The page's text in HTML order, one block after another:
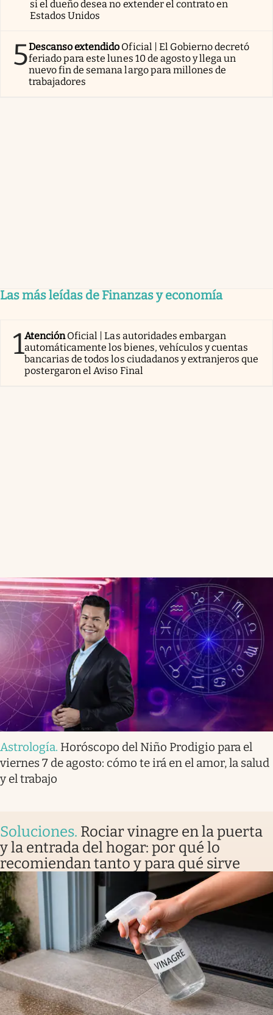
si el dueño desea no extender el contrato en
Estados Unidos
5Descanso extendido Oficial | El Gobierno decretó
feriado para este lunes 10 de agosto y llega un
nuevo fin de semana largo para millones de
trabajadores
Las más leídas de Finanzas y economía
1AtenciónOficial | Las autoridades embargan
automáticamente los bienes, vehículos y cuentas
bancarias de todos los ciudadanos y extranjeros que
postergaron el Aviso Final
Astrología. Horóscopo del Niño Prodigio para el
viernes 7 de agosto: cómo te irá en el amor, la salud
y el trabajo
Soluciones. Rociar vinagre en la puerta
y la entrada del hogar: por qué lo
recomiendan tanto y para qué sirve